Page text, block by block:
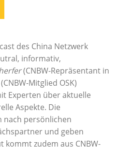
des China Netzwerk
informativ,
(CNBW-Repräsentant in
(CNBW-Mitglied OSK)
Experten über aktuelle
Aspekte. Die
nach persönlichen
und geben
kommt zudem aus CNBW-